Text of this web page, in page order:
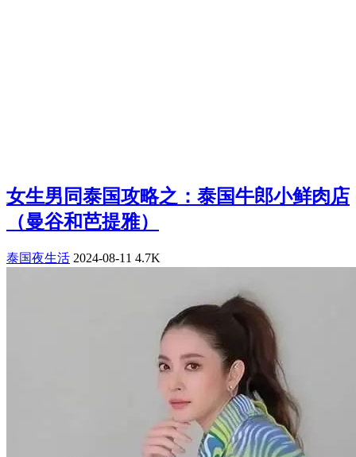
女生男同泰国攻略之：泰国牛郎小鲜肉店
（曼谷和芭提雅）
泰国夜生活 2024-08-11 4.7K